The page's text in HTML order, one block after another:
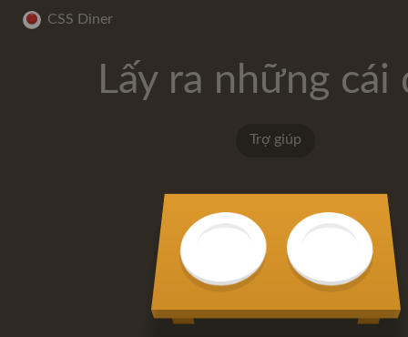
CSS Diner
Lấy ra những cái
Trợ giúp